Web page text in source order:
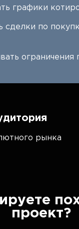
графики
сделки по
рынка
проект?